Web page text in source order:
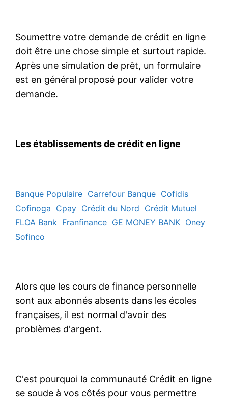
Soumettre votre demande de crédit en ligne
doit être une chose simple et surtout rapide.
Après une simulation de prêt, un formulaire
est en général proposé pour valider votre
demande.
Les établissements de crédit en ligne
Banque Populaire Carrefour Banque Cofidis
Cofinoga Cpay Crédit du Nord Crédit Mutuel
FLOA Bank Franfinance GE MONEY BANK Oney
Sofinco
Alors que les cours de finance personnelle
sont aux abonnés absents dans les écoles
françaises, il est normal d'avoir des
problèmes d'argent.
C'est pourquoi la communauté Crédit en ligne
se soude à vos côtés pour vous permettre